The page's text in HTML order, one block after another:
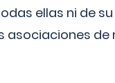
ellas ni de
asociaciones